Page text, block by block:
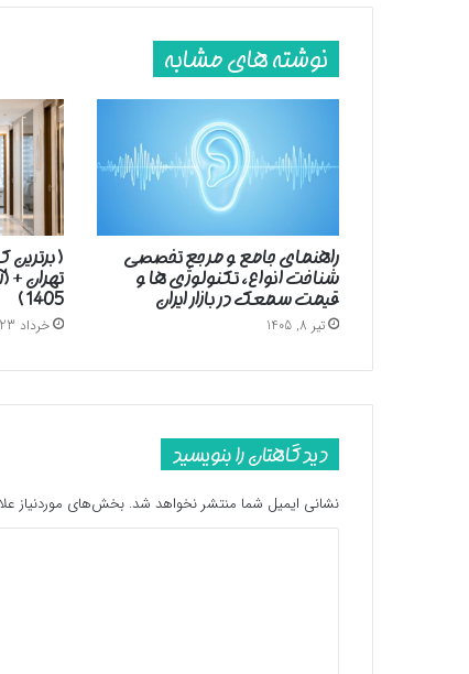
نوشته های مشابه
راهنمای جامع و مرجع تخصصی
شناخت انواع، تکنولوژی ها و
قیمت سمعک در بازار ایران
تیر 8, 1405
(
تهران
1405 )
خرداد 23, 1405
دیدگاهتان را بنویسید
نشانی ایمیل شما منتشر نخواهد شد. بخش‌های موردنیاز